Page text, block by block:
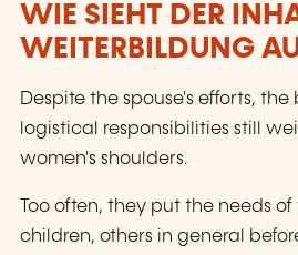
WIE SIEHT DER
WEITERBILDUNG
Despite the spouse's efforts,
logistical responsibilities still
women's shoulders.
Too often, they put the needs
children, others in general